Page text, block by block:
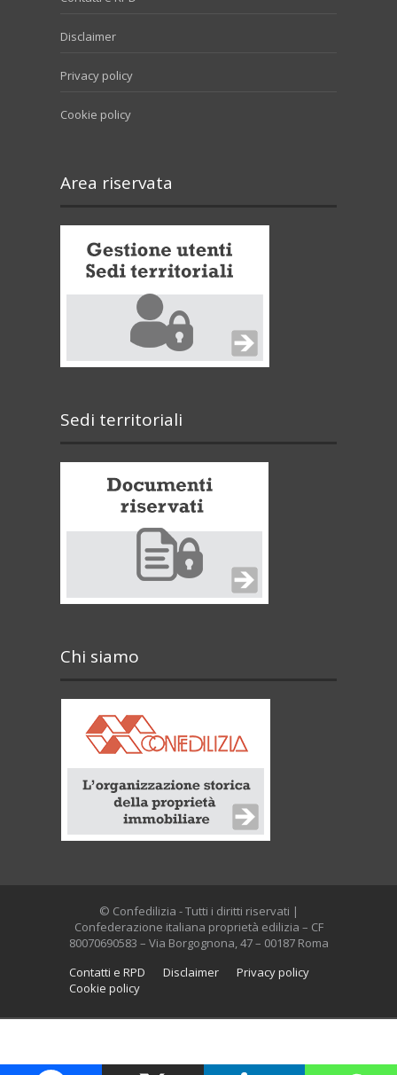
Disclaimer
Privacy policy
Cookie policy
Area riservata
Sedi territoriali
Chi siamo
© Confedilizia - Tutti i diritti riservati |
Confederazione italiana proprietà edilizia – CF
80070690583 – Via Borgognona, 47 – 00187 Roma
Contatti e RPD
Disclaimer
Privacy policy
Cookie policy